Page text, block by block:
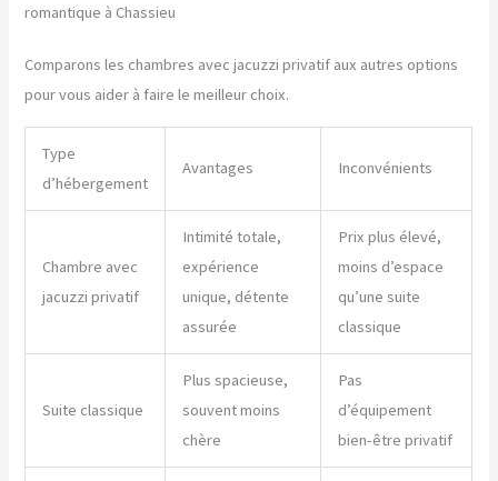
romantique à Chassieu
Comparons les chambres avec jacuzzi privatif aux autres options
pour vous aider à faire le meilleur choix.
Type
d’hébergement
Avantages Inconvénients
Chambre avec
jacuzzi privatif
Intimité totale,
expérience
unique, détente
assurée
Prix plus élevé,
moins d’espace
qu’une suite
classique
Suite classique
Plus spacieuse,
souvent moins
chère
Pas
d’équipement
bien-être privatif